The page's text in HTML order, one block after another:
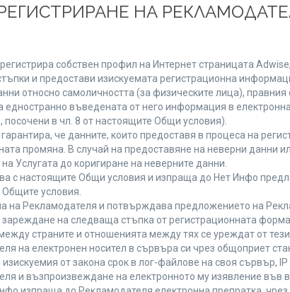
РЕГИСТРИРАНЕ НА
собствен профил на Интернет страницата
и предостави изискуемата регистрационна
относно самоличността (за физическите лица), правния
въведената от него информация в
в чл. 8 от настоящите Общи условия).
че данните, които предоставя в процеса на
промяна. В случай на предоставяне на неверни
Услугата до коригиране на неверните данни.
с настоящите Общи условия и изпраща до Нет Инфо
условия.
Рекламодателя и потвърждава предложението на
на следваща стъпка от регистрационната
страните и отношенията между тях се уреждат от
на електронен носител в сървъра си чрез общоприет
от закона срок в лог-файлове на своя сървър, IP
и възпроизвеждане на електронното му изявление във